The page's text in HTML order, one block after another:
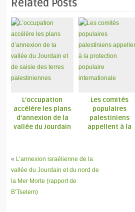
Related Posts
L’occupation
accélère les plans
d’annexion de la
vallée du Jourdain
Les comités
populaires
palestiniens
appellent à la
« L’annexion israélienne de la
vallée du Jourdain et du nord de
la Mer Morte (rapport de
B’Tselem)